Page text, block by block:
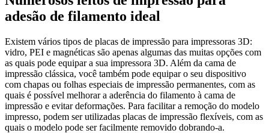
adesão de filamento ideal
Existem vários tipos de placas de impressão para impressoras 3D:
vidro, PEI e magnéticas são apenas algumas das muitas opções com
as quais pode equipar a sua impressora 3D. Além da cama de
impressão clássica, você também pode equipar o seu dispositivo
com chapas ou folhas especiais de impressão permanentes, com as
quais é possível melhorar a aderência do filamento à cama de
impressão e evitar deformações. Para facilitar a remoção do modelo
impresso, podem ser utilizadas placas de impressão flexíveis, com as
quais o modelo pode ser facilmente removido dobrando-a.